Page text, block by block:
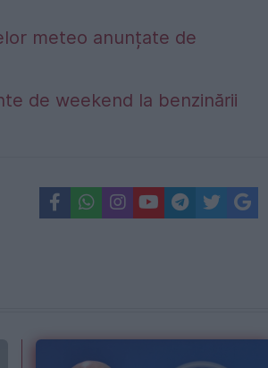
meteo anunțate de
de weekend la benzinării